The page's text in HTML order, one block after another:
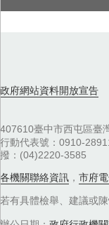
政府網站資料開放宣告
407610臺中市西屯區臺
行動代表號：0910-
撥：(04)2220-3585
各機關聯絡資訊 ， 市府
若有具體檢舉、建議或